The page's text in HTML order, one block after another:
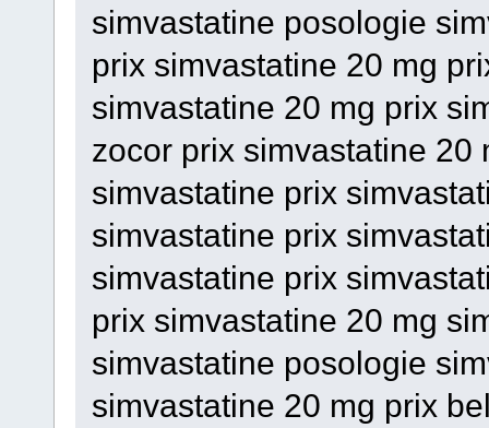
simvastatine posologie
prix simvastatine 20 mg
simvastatine 20 mg prix
zocor prix simvastatine 20
simvastatine prix
simvastatine prix
simvastatine prix
prix simvastatine 20 mg
simvastatine posologie
simvastatine 20 mg prix